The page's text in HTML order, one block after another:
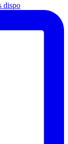
dispo